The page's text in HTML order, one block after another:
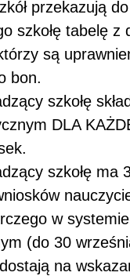
przekazują
szkołę tabelę z
są
bon.
szkołę
DLA
szkołę ma
w systemie
(do 30
na